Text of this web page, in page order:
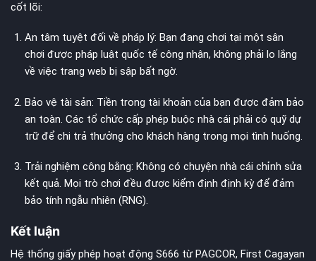
cốt lõi:
An tâm tuyệt đối về pháp lý: Bạn đang chơi tại một sân
chơi được pháp luật quốc tế công nhận, không phải lo lắng
về việc trang web bị sập bất ngờ.
Bảo vệ tài sản: Tiền trong tài khoản của bạn được đảm bảo
an toàn. Các tổ chức cấp phép buộc nhà cái phải có quỹ dự
trữ để chi trả thưởng cho khách hàng trong mọi tình huống.
Trải nghiệm công bằng: Không có chuyện nhà cái chỉnh sửa
kết quả. Mọi trò chơi đều được kiểm định định kỳ để đảm
bảo tính ngẫu nhiên (RNG).
Kết luận
Hệ thống giấy phép hoạt động S666 từ PAGCOR, First Cagayan